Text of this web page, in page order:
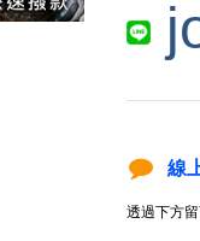
線
透過下方